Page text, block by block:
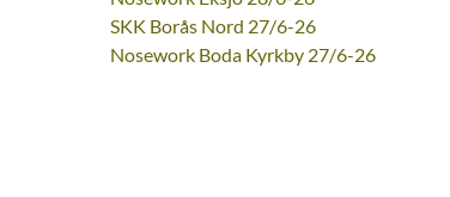
SKK Borås Nord 27/6-26
Nosework Boda Kyrkby 27/6-26